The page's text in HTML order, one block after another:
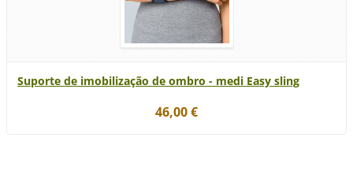
Suporte de imobilização de ombro - medi Easy sling
46,00 €